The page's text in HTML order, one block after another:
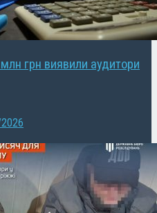
грн виявили аудитори